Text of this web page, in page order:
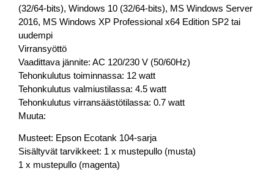
(32/64-bits), Windows 10 (32/64-bits), MS Windows Server
2016, MS Windows XP Professional x64 Edition SP2 tai
uudempi
Virransyöttö
Vaadittava jännite: AC 120/230 V (50/60Hz)
Tehonkulutus toiminnassa: 12 watt
Tehonkulutus valmiustilassa: 4.5 watt
Tehonkulutus virransäästötilassa: 0.7 watt
Muuta:
Musteet: Epson Ecotank 104-sarja
Sisältyvät tarvikkeet: 1 x mustepullo (musta)
1 x mustepullo (magenta)